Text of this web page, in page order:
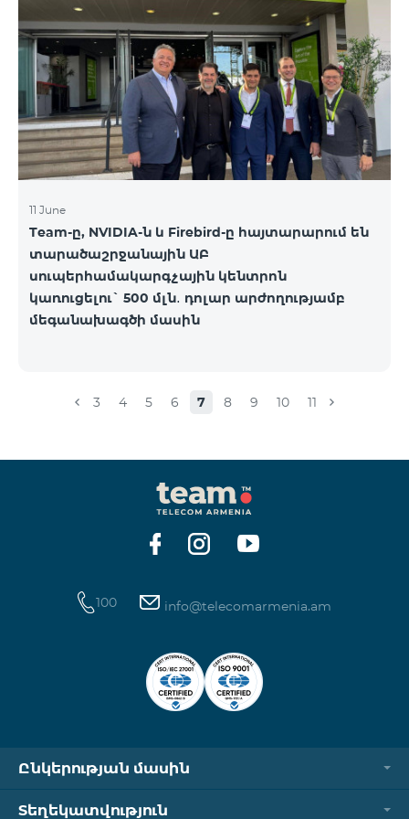
ստորև ներկայացված աղյուսակի․ Հին
սակագնային փաթեթ Նոր սակագնային փաթեթ
Բիզնես 2000 PRO 1900 Բիզնես 3000 Pro Special 1
Բիզնես 5000 PRO 5200 Բիզնես 7000 Pro Special 3
11 June
Team-ը, NVIDIA-ն և Firebird-ը հայտարարում են
տարածաշրջանային ԱԲ
սուպերհամակարգչային կենտրոն
կառուցելու` 500 մլն․ դոլար արժողությամբ
մեգանախագծի մասին
3 4 5 6 7 8 9 10 11
100 info@telecomarmenia.am
Ընկերության մասին
Տեղեկատվություն